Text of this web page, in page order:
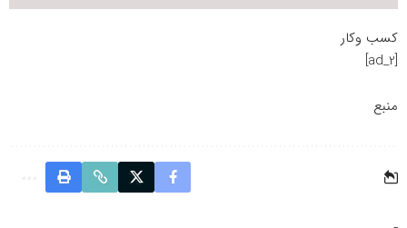
کسب وکار
[ad_2]
منبع